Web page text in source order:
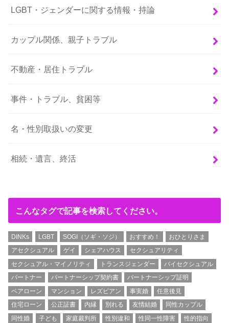
LGBT・ジェンダーに関する情報・持論
カップル関係、親子トラブル
不動産・居住トラブル
事件・トラブル、貧困等
名・性別取扱いの変更
相続・遺言、終活
こんなタグで記事を検索してください。
DINKs LGBT SOGI（ソギ・ソジ） おすすめ！
おひとりさま
アセクシュアル
ゲイ シェアハウス
セクシュアリティ
セクシュアル・マイノリティ
トランスジェンダー
バイセクシュアル
パートナー
パートナーシップ契約書
パートナーシップ証明
ペアローン
マンション レズビアン 事実婚
任意後見
住宅ローン
公正証書 内縁 別れる 友情結婚
同性カップル
同性婚
子ども 家庭裁判所 性別違和 性同一性障害 性的指向